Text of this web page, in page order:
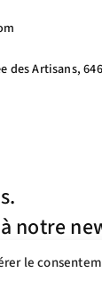
le
des Artisans,
notre